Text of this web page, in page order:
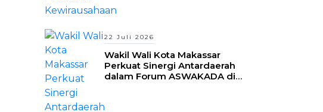
22 Juli 2026
Wakil Wali Kota Makassar
Perkuat Sinergi Antardaerah
dalam Forum ASWAKADA di